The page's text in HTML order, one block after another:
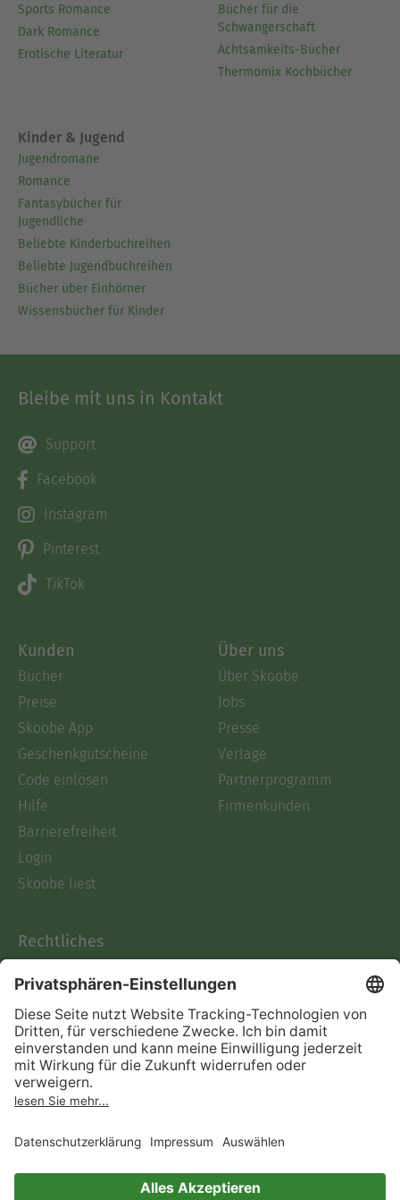
Sports Romance
Dark Romance
Erotische Literatur
Bücher für die
Schwangerschaft
Achtsamkeits-Bücher
Thermomix Kochbücher
Kinder & Jugend
Jugendromane
Romance
Fantasybücher für
Jugendliche
Beliebte Kinderbuchreihen
Beliebte Jugendbuchreihen
Bücher über Einhörner
Wissensbücher für Kinder
Bleibe mit uns in Kontakt
Support
Facebook
Instagram
Pinterest
TikTok
Kunden
Bücher
Preise
Skoobe App
Geschenkgutscheine
Code einlösen
Hilfe
Barrierefreiheit
Login
Skoobe liest
Über uns
Über Skoobe
Jobs
Presse
Verlage
Partnerprogramm
Firmenkunden
Rechtliches
AGB
Informationen nach Data
Act
Verträge hier kündigen
Impressum